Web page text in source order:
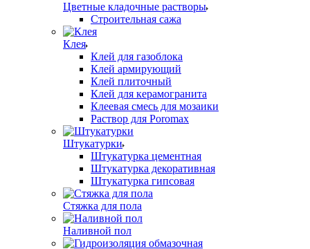
Цветные кладочные растворы
Строительная сажа
Клея
Клей для газоблока
Клей армирующий
Клей плиточный
Клей для керамогранита
Клеевая смесь для мозаики
Раствор для Poromax
Штукатурки
Штукатурка цементная
Штукатурка декоративная
Штукатурка гипсовая
Стяжка для пола
Наливной пол